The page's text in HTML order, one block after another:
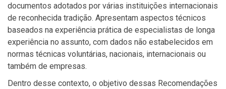
documentos adotados por várias instituições internacionais
de reconhecida tradição. Apresentam aspectos técnicos
baseados na experiência prática de especialistas de longa
experiência no assunto, com dados não estabelecidos em
normas técnicas voluntárias, nacionais, internacionais ou
também de empresas.
Dentro desse contexto, o objetivo dessas Recomendações